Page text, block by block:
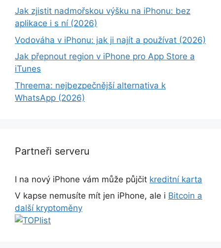
Jak zjistit nadmořskou výšku na iPhonu: bez
aplikace i s ní (2026)
Vodováha v iPhonu: jak ji najít a používat (2026)
Jak přepnout region v iPhone pro App Store a
iTunes
Threema: nejbezpečnější alternativa k
WhatsApp (2026)
Partneři serveru
I na nový iPhone vám může půjčit kreditní karta
V kapse nemusíte mít jen iPhone, ale i Bitcoin a
další kryptoměny